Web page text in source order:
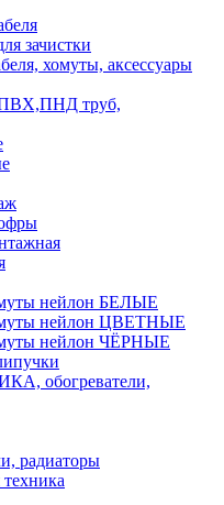
зачистки
хомуты, аксессуары
ПВХ,ПНД труб,
нейлон БЕЛЫЕ
нейлон ЦВЕТНЫЕ
нейлон ЧЁРНЫЕ
обогреватели,
радиаторы